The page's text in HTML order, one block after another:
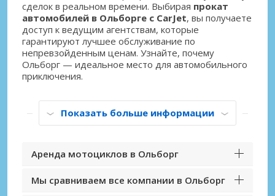
сделок в реальном времени. Выбирая прокат
автомобилей в Ольборге с CarJet, вы получаете
доступ к ведущим агентствам, которые
гарантируют лучшее обслуживание по
непревзойденным ценам. Узнайте, почему
Ольборг — идеальное место для автомобильного
приключения.
Показать больше информации
Аренда мотоциклов в Ольборг
Мы сравниваем все компании в Ольборг